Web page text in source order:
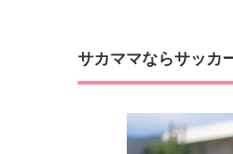
サカママならサッカ